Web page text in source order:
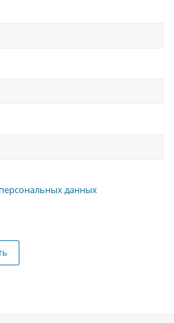
данных